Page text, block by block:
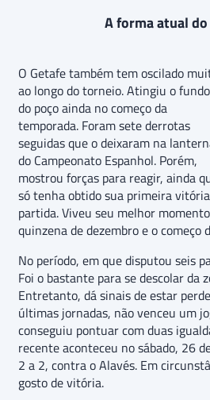
A forma atual
O Getafe também tem oscilado
ao longo do torneio. Atingiu o fundo
do poço ainda no começo da
temporada. Foram sete derrotas
seguidas que o deixaram na
do Campeonato Espanhol. Porém,
mostrou forças para reagir, ainda
só tenha obtido sua primeira
partida. Viveu seu melhor
quinzena de dezembro e o começo
No período, em que disputou seis
Foi o bastante para se descolar da
Entretanto, dá sinais de estar
últimas jornadas, não venceu um
conseguiu pontuar com duas
recente aconteceu no sábado, 26
2 a 2, contra o Alavés. Em
gosto de vitória.